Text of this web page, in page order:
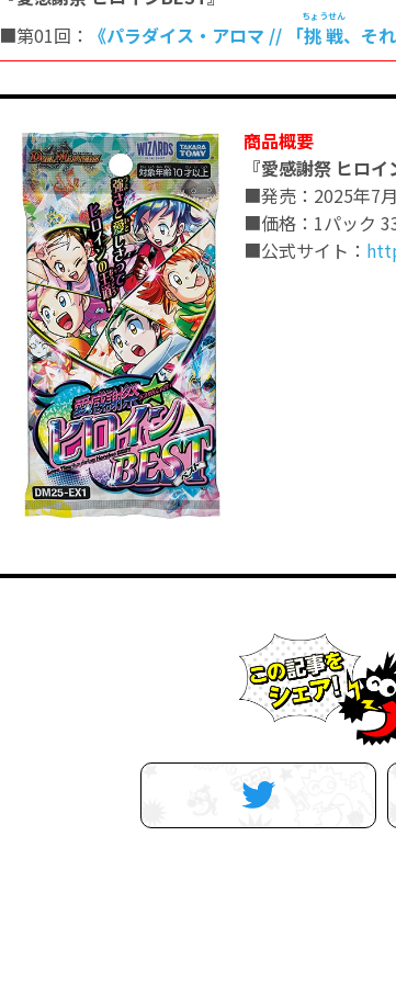
■第01回：
《パラダイス・アロマ // 「挑戦
ちょうせん
、そ
商品概要
『愛感謝祭 ヒロイ
■発売：2025年7月
■価格：1パック
■公式サイト：